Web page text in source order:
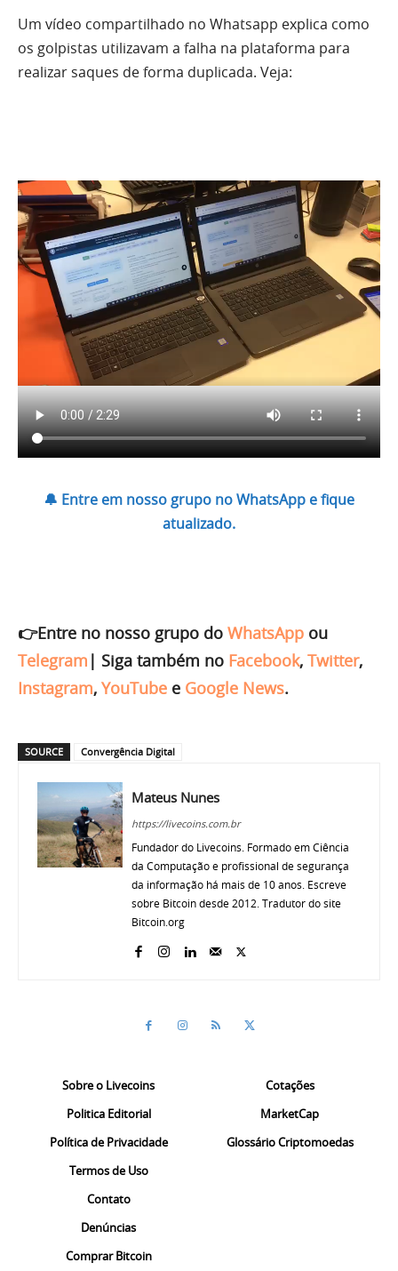
Um vídeo compartilhado no Whatsapp explica como
os golpistas utilizavam a falha na plataforma para
realizar saques de forma duplicada. Veja:
🔔 Entre em nosso grupo no WhatsApp e fique
atualizado.
👉Entre no nosso grupo do WhatsApp ou
Telegram | Siga também no Facebook, Twitter,
Instagram, YouTube e Google News.
SOURCE Convergência Digital
Mateus Nunes
https://livecoins.com.br
Fundador do Livecoins. Formado em Ciência
da Computação e profissional de segurança
da informação há mais de 10 anos. Escreve
sobre Bitcoin desde 2012. Tradutor do site
Bitcoin.org
Sobre o Livecoins
Politica Editorial
Política de Privacidade
Termos de Uso
Contato
Denúncias
Comprar Bitcoin
Cotações
MarketCap
Glossário Criptomoedas